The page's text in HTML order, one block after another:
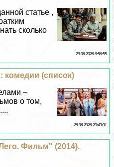
статье ,
сколько
29 06 2026 6:56:55
(список)
–
о том,
28 06 2026 20:43:31
Фильм" (2014).